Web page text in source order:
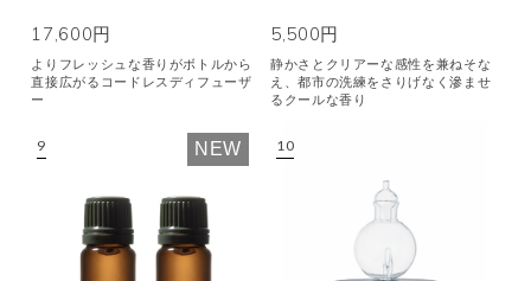
17,600円
よりフレッシュな香りがボトルから
直接広がるコードレスディフューザ
ー
5,500円
静かさとクリアーな感性を兼ねそな
え、都市の洗練をさりげなく滲ませ
るクールな香り
NEW